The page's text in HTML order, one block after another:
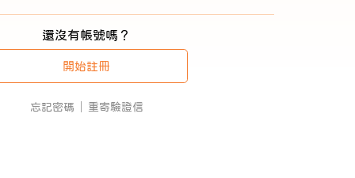
還沒有帳號嗎？
開始註冊
忘記密碼 重寄驗證信